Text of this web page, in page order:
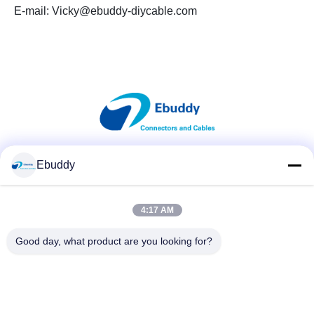
E-mail: Vicky@ebuddy-diycable.com
Ebuddy
4:17 AM
Good day, what product are you looking for?